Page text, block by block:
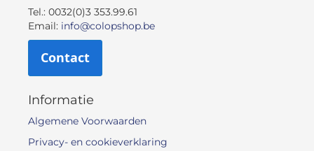
Tel.: 0032(0)3 353.99.61
Email: info@colopshop.be
Contact
Informatie
Algemene Voorwaarden
Privacy- en cookieverklaring